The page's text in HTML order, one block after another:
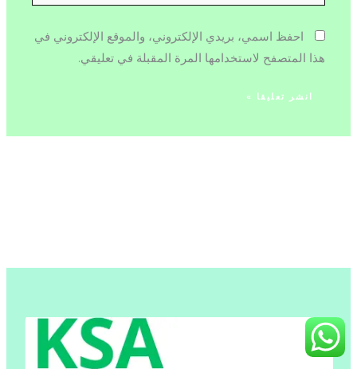
احفظ اسمي، بريدي الإلكتروني، والموقع الإلكتروني في
هذا المتصفح لاستخدامها المرة المقبلة في تعليقي.